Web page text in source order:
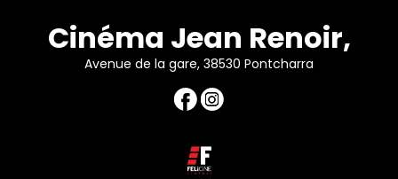
Cinéma Jean Renoir,
Avenue de la gare, 38530 Pontcharra